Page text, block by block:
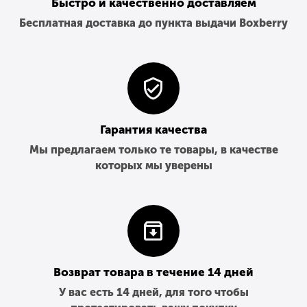
Быстро и качественно доставляем
Бесплатная доставка до пункта выдачи Boxberry
Гарантия качества
Мы предлагаем только те товары, в качестве
которых мы уверены
Возврат товара в течение 14 дней
У вас есть 14 дней, для того чтобы